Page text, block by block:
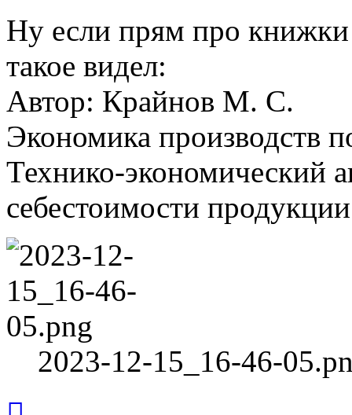
Ну если прям про книжки
такое видел:
Автор: Крайнов М. С.
Экономика производств
Технико-экономический
себестоимости
2023-12-15_16-46-